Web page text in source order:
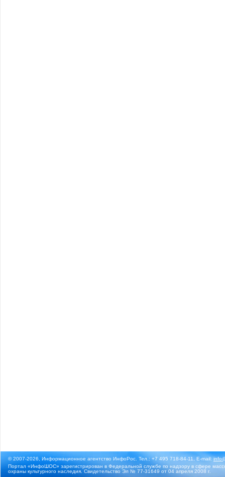
© 2007-2026, Информационное агентство ИнфоРос. Тел.: +7 495 718-84-11, E-mail:
Портал «ИнфоШОС» зарегистрирован в Федеральной службе по надзору в сфере
охраны культурного наследия. Свидетельство Эл № 77-31649 от 04 апреля 2008 г.